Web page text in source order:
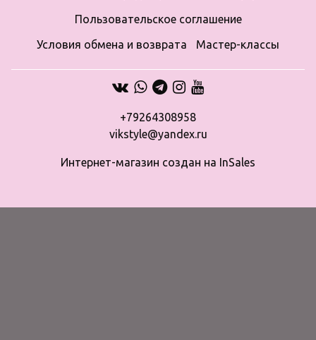
Пользовательское соглашение
Условия обмена и возврата Мастер-классы
+79264308958
vikstyle@yandex.ru
Интернет-магазин создан на InSales